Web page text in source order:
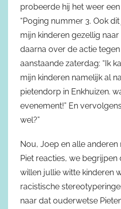
probeerde hij het weer
“Poging nummer 3. Ook
mijn kinderen gezellig naar
daarna over de actie
aanstaande zaterdag: “Ik
mijn kinderen namelijk al
pietendorp in Enkhuizen.
evenement!” En
wel?”
Nou, Joep en alle
Piet reacties, we
willen jullie witte kinderen
racistische
naar dat ouderwetse